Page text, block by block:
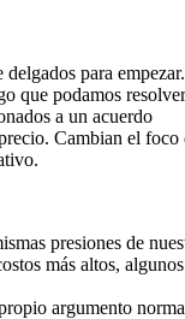
para
que podamos
a un acuerdo
Cambian el foco
presiones de
más altos,
argumento